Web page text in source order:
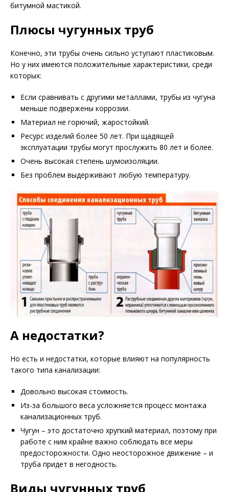
битумной мастикой.
Плюсы чугунных труб
Конечно, эти трубы очень сильно уступают пластиковым.
Но у них имеются положительные характеристики, среди
которых:
Если сравнивать с другими металлами, трубы из чугуна
меньше подвержены коррозии.
Материал не горючий, жаростойкий.
Ресурс изделий более 50 лет. При щадящей
эксплуатации трубы могут прослужить 80 лет и более.
Очень высокая степень шумоизоляции.
Без проблем выдерживают любую температуру.
А недостатки?
Но есть и недостатки, которые влияют на популярность
такого типа канализации:
Довольно высокая стоимость.
Из-за большого веса усложняется процесс монтажа
канализационных труб.
Чугун ­– это достаточно хрупкий материал, поэтому при
работе с ним крайне важно соблюдать все меры
предосторожности. Одно неосторожное движение – и
труба придет в негодность.
Виды чугунных труб